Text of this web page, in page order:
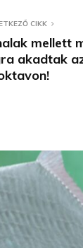
CIKK
mellett
akadtak